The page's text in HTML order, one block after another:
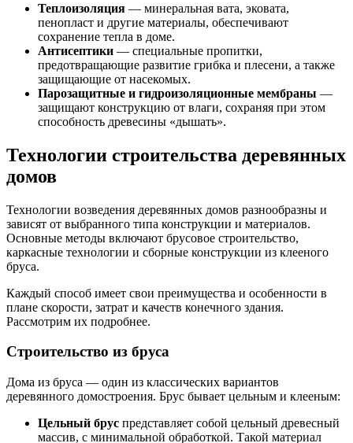
Теплоизоляция — минеральная вата, эковата,
пенопласт и другие материалы, обеспечивают
сохранение тепла в доме.
Антисептики — специальные пропитки,
предотвращающие развитие грибка и плесени, а также
защищающие от насекомых.
Парозащитные и гидроизоляционные мембраны —
защищают конструкцию от влаги, сохраняя при этом
способность древесины «дышать».
Технологии строительства деревянных
домов
Технологии возведения деревянных домов разнообразны и
зависят от выбранного типа конструкции и материалов.
Основные методы включают брусовое строительство,
каркасные технологии и сборные конструкции из клееного
бруса.
Каждый способ имеет свои преимущества и особенности в
плане скорости, затрат и качеств конечного здания.
Рассмотрим их подробнее.
Строительство из бруса
Дома из бруса — один из классических вариантов
деревянного домостроения. Брус бывает цельным и клееным:
Цельный брус представляет собой цельный древесный
массив, с минимальной обработкой. Такой материал